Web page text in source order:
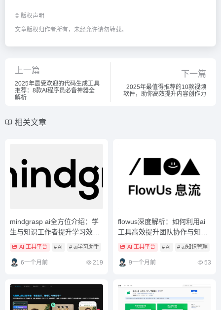
© 版权声明
文章版权归作者所有，未经允许请勿转载。
上一篇
2025年最受欢迎的代码生成工具
推荐：8款AI程序员必备神器全
解析
下一篇
2025年最值得推荐的10款视频
软件，助你高效提升内容创作力
相关文章
mindgrasp ai全方位介绍：学
生与知识工作者提升学习效率
的最佳AI助手
AI 工具平台 # AI # ai学习助手 # ai学习平台
6一个月前 219
flowus深度解析：如何利用ai
工具高效提升团队协作与知识
管理？
AI 工具平台 # AI # aI知识管理
9一个月前 53